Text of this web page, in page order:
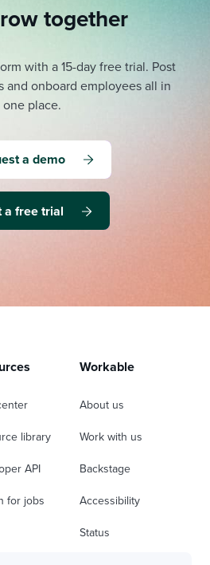
together
with a 15-day free trial. Post
and onboard employees all in
one place.
a demo
a free trial
library
API
for jobs
Workable
About us
Work with us
Backstage
Accessibility
Status